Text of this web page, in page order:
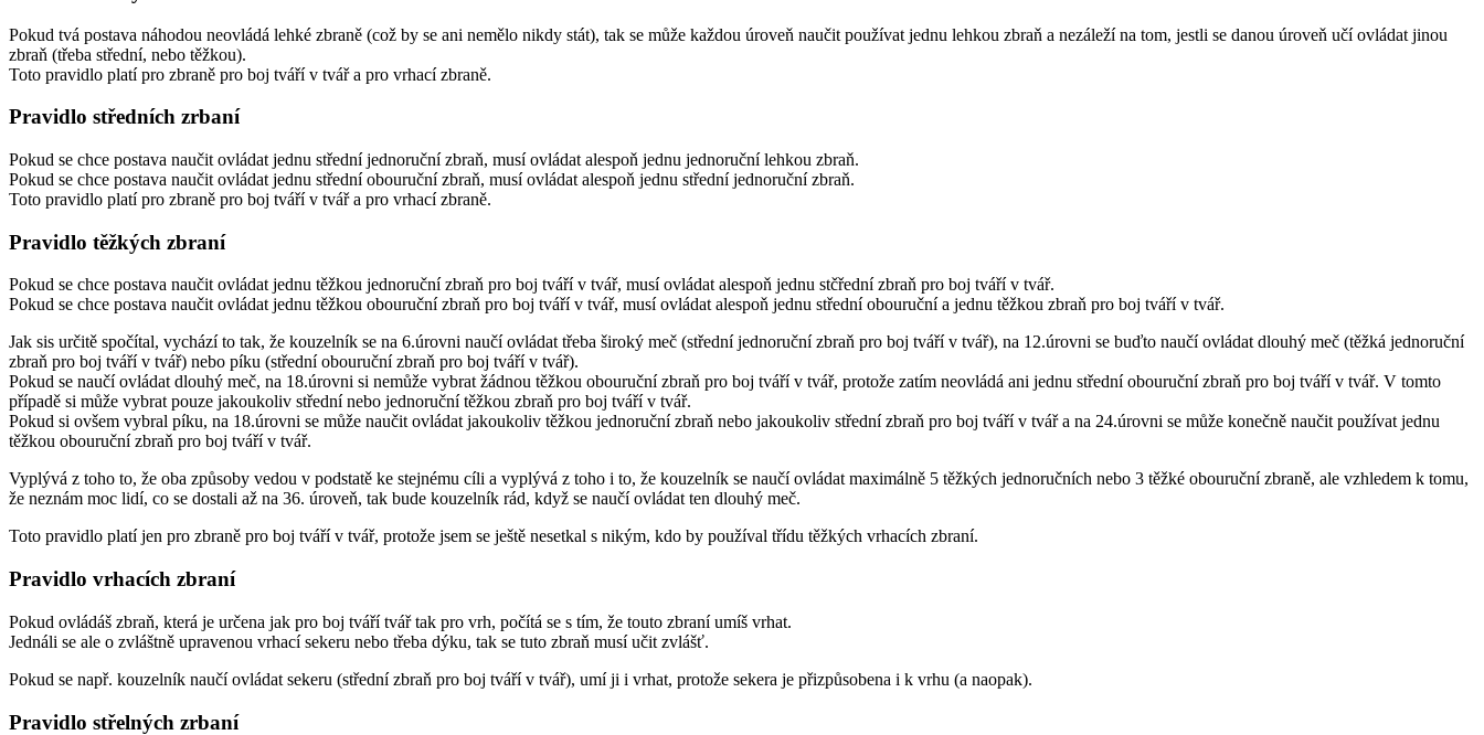
Pokud tvá postava náhodou neovládá lehké zbraně (což by se ani nemělo nikdy stát), tak se může každou úroveň naučit používat jednu lehkou zbraň a nezáleží na tom, jestli se danou úroveň učí ovládat jinou
zbraň (třeba střední, nebo těžkou).
Toto pravidlo platí pro zbraně pro boj tváří v tvář a pro vrhací zbraně.
Pravidlo středních zrbaní
Pokud se chce postava naučit ovládat jednu střední jednoruční zbraň, musí ovládat alespoň jednu jednoruční lehkou zbraň.
Pokud se chce postava naučit ovládat jednu střední obouruční zbraň, musí ovládat alespoň jednu střední jednoruční zbraň.
Toto pravidlo platí pro zbraně pro boj tváří v tvář a pro vrhací zbraně.
Pravidlo těžkých zbraní
Pokud se chce postava naučit ovládat jednu těžkou jednoruční zbraň pro boj tváří v tvář, musí ovládat alespoň jednu stčřední zbraň pro boj tváří v tvář.
Pokud se chce postava naučit ovládat jednu těžkou obouruční zbraň pro boj tváří v tvář, musí ovládat alespoň jednu střední obouruční a jednu těžkou zbraň pro boj tváří v tvář.
Jak sis určitě spočítal, vychází to tak, že kouzelník se na 6.úrovni naučí ovládat třeba široký meč (střední jednoruční zbraň pro boj tváří v tvář), na 12.úrovni se buďto naučí ovládat dlouhý meč (těžká jednoruční
zbraň pro boj tváří v tvář) nebo píku (střední obouruční zbraň pro boj tváří v tvář).
Pokud se naučí ovládat dlouhý meč, na 18.úrovni si nemůže vybrat žádnou těžkou obouruční zbraň pro boj tváří v tvář, protože zatím neovládá ani jednu střední obouruční zbraň pro boj tváří v tvář. V tomto
případě si může vybrat pouze jakoukoliv střední nebo jednoruční těžkou zbraň pro boj tváří v tvář.
Pokud si ovšem vybral píku, na 18.úrovni se může naučit ovládat jakoukoliv těžkou jednoruční zbraň nebo jakoukoliv střední zbraň pro boj tváří v tvář a na 24.úrovni se může konečně naučit používat jednu
těžkou obouruční zbraň pro boj tváří v tvář.
Vyplývá z toho to, že oba způsoby vedou v podstatě ke stejnému cíli a vyplývá z toho i to, že kouzelník se naučí ovládat maximálně 5 těžkých jednoručních nebo 3 těžké obouruční zbraně, ale vzhledem k tomu,
že neznám moc lidí, co se dostali až na 36. úroveň, tak bude kouzelník rád, když se naučí ovládat ten dlouhý meč.
Toto pravidlo platí jen pro zbraně pro boj tváří v tvář, protože jsem se ještě nesetkal s nikým, kdo by používal třídu těžkých vrhacích zbraní.
Pravidlo vrhacích zbraní
Pokud ovládáš zbraň, která je určena jak pro boj tváří tvář tak pro vrh, počítá se s tím, že touto zbraní umíš vrhat.
Jednáli se ale o zvláštně upravenou vrhací sekeru nebo třeba dýku, tak se tuto zbraň musí učit zvlášť.
Pokud se např. kouzelník naučí ovládat sekeru (střední zbraň pro boj tváří v tvář), umí ji i vrhat, protože sekera je přizpůsobena i k vrhu (a naopak).
Pravidlo střelných zrbaní